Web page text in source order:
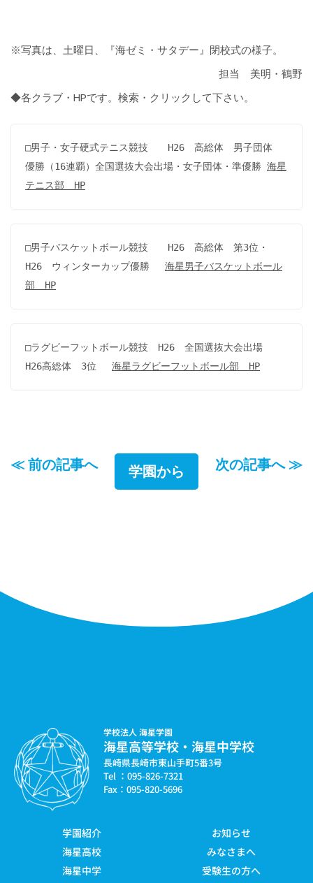
※写真は、土曜日、『海ゼミ・サタデー』閉校式の様子。
担当 美明・鶴野
◆各クラブ・HPです。検索・クリックして下さい。
□男子・女子硬式テニス競技　　H26　高総体　男子団体
優勝（16連覇）全国選抜大会出場・女子団体・準優勝 海星
テニス部　HP
□男子バスケットボール競技　　H26　高総体　第3位・
H26　ウィンターカップ優勝 海星男子バスケットボール
部　HP
□ラグビーフットボール競技　H26　全国選抜大会出場
H26高総体　3位 海星ラグビーフットボール部　HP
≪ 前の記事へ 学園から 次の記事へ ≫
学校法人 海星学園
海星高等学校・海星中学校
長崎県長崎市東山手町5番3号
Tel ：095-826-7321
Fax：095-820-5696
学園紹介
海星高校
海星中学
お知らせ
みなさまへ
受験生の方へ